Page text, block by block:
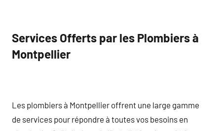
Services Offerts par les Plombiers à
Montpellier
Les plombiers à Montpellier offrent une large gamme
de services pour répondre à toutes vos besoins en